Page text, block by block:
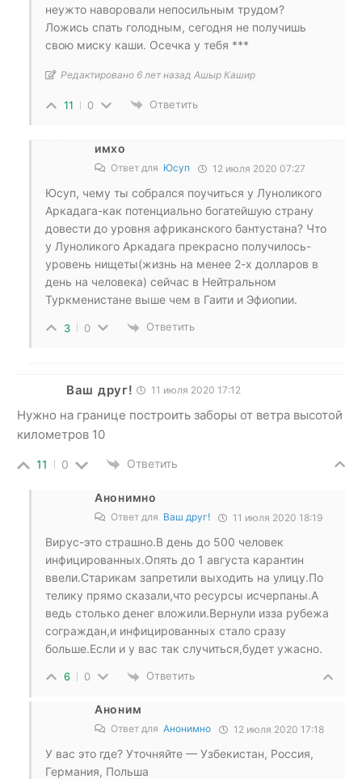
неужто наворовали непосильным трудом?
Ложись спать голодным, сегодня не получишь
свою миску каши. Осечка у тебя ***
Редактировано 6 лет назад Ашыр Кашир
11 0 Ответить
имхо
Ответ для Юсуп 12 июля 2020 07:27
Юсуп, чему ты собрался поучиться у Луноликого
Аркадага-как потенциально богатейшую страну
довести до уровня африканского бантустана? Что
у Луноликого Аркадага прекрасно получилось-
уровень нищеты(жизнь на менее 2-х долларов в
день на человека) сейчас в Нейтральном
Туркменистане выше чем в Гаити и Эфиопии.
3 0 Ответить
Ваш друг! 11 июля 2020 17:12
Нужно на границе построить заборы от ветра высотой
километров 10
11 0 Ответить
Анонимно
Ответ для Ваш друг! 11 июля 2020 18:19
Вирус-это страшно.В день до 500 человек
инфицированных.Опять до 1 августа карантин
ввели.Старикам запретили выходить на улицу.По
телику прямо сказали,что ресурсы исчерпаны.А
ведь столько денег вложили.Вернули изза рубежа
сограждан,и инфицированных стало сразу
больше.Если и у вас так случиться,будет ужасно.
6 0 Ответить
Аноним
Ответ для Анонимно 12 июля 2020 17:18
У вас это где? Уточняйте — Узбекистан, Россия,
Германия, Польша